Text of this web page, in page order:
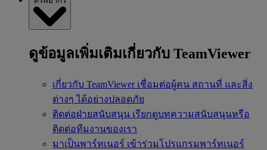
ดูข้อมูลเพิ่มเติมเกี่ยวกับ TeamViewer
เกี่ยวกับ TeamViewer เชื่อมต่อผู้คน สถานที่ และสิ่ง
ต่างๆ ได้อย่างปลอดภัย
ติดต่อฝ่ายสนับสนุน เรียกดูบทความสนับสนุนหรือ
ติดต่อทีมงานของเรา
มาเป็นพาร์ทเนอร์ เข้าร่วมโปรแกรมพาร์ทเนอร์